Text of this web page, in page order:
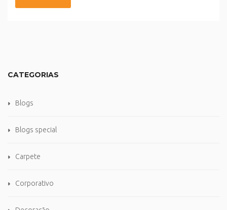
CATEGORIAS
Blogs
Blogs special
Carpete
Corporativo